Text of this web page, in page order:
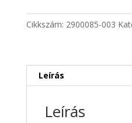
szíjjal
Cikkszám: 2900085-003
Leírás
Leírás